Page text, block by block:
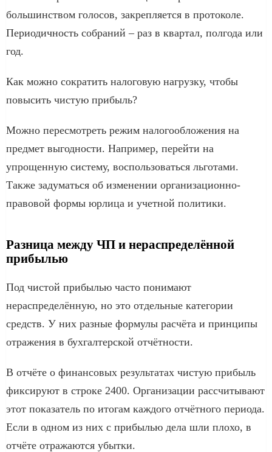
большинством голосов, закрепляется в протоколе.
Периодичность собраний – раз в квартал, полгода или
год.
Как можно сократить налоговую нагрузку, чтобы
повысить чистую прибыль?
Можно пересмотреть режим налогообложения на
предмет выгодности. Например, перейти на
упрощенную систему, воспользоваться льготами.
Также задуматься об изменении организационно-
правовой формы юрлица и учетной политики.
Разница между ЧП и нераспределённой
прибылью
Под чистой прибылью часто понимают
нераспределённую, но это отдельные категории
средств. У них разные формулы расчёта и принципы
отражения в бухгалтерской отчётности.
В отчёте о финансовых результатах чистую прибыль
фиксируют в строке 2400. Организации рассчитывают
этот показатель по итогам каждого отчётного периода.
Если в одном из них с прибылью дела шли плохо, в
отчёте отражаются убытки.